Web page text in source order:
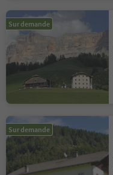
Sur demande
Sur demande